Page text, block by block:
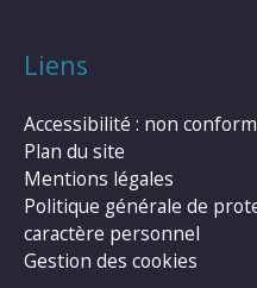
Liens
Accessibilité : non
Plan du site
Mentions légales
Politique générale de
caractère personnel
Gestion des cookies